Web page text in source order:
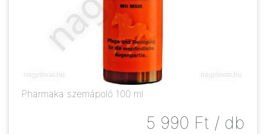
Pharmaka szemápoló 100 ml
5 990 Ft / db